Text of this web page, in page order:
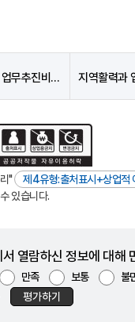
이서면 업무추진비 사용내역(2025년5월)
리"
제4유형:출처표시+상업적
있습니다.
열람하신 정보에 대해
만족 보통
불
평가하기